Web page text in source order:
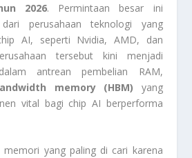
2026. Permintaan besar ini
perusahaan teknologi yang
AI, seperti Nvidia, AMD, dan
tersebut kini menjadi
antrean pembelian RAM,
memory (HBM) yang
vital bagi chip AI berperforma
yang paling di cari karena